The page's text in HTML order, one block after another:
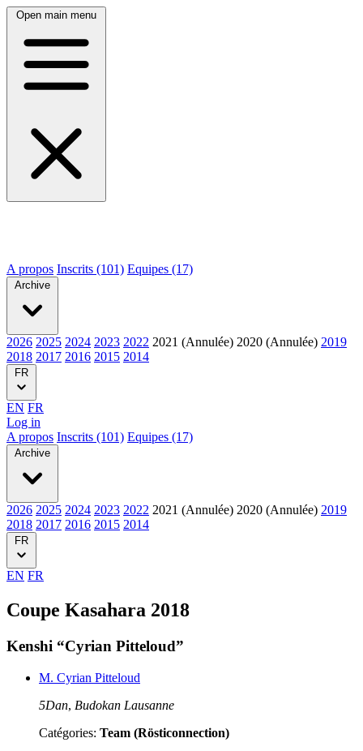
Open main menu
A propos Inscrits (101) Equipes (17)
Archive
2026 2025 2024 2023 2022 2021 (Annulée) 2020 (Annulée) 2019
2018 2017 2016 2015 2014
FR
EN FR
Log in
A propos Inscrits (101) Equipes (17)
Archive
2026 2025 2024 2023 2022 2021 (Annulée) 2020 (Annulée) 2019
2018 2017 2016 2015 2014
FR
EN FR
Coupe Kasahara 2018
Kenshi “Cyrian Pitteloud”
M. Cyrian Pitteloud
5Dan, Budokan Lausanne
Catégories: Team (Rösticonnection)